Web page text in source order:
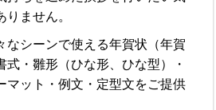
ません。
なシーンで使える年賀状（年賀
式・雛形（ひな形、ひな型）・
マット・例文・定型文をご提供